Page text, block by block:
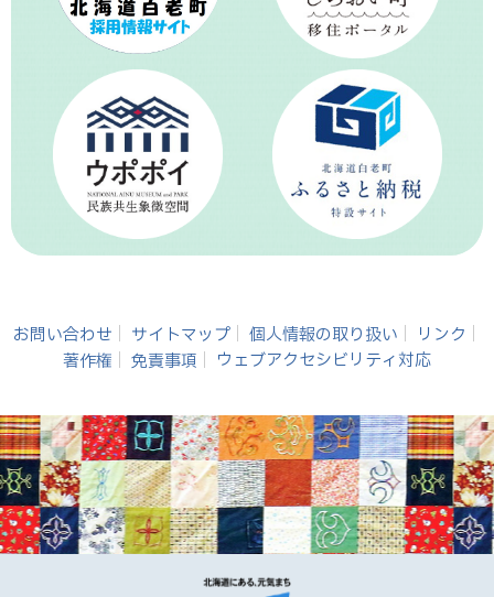
お問い合わせ サイトマップ 個人情報の取り扱い
リンク
著作権
免責事項 ウェブアクセシビリティ対応